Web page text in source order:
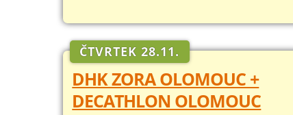
ČTVRTEK 28.11.
DHK ZORA OLOMOUC +
DECATHLON OLOMOUC